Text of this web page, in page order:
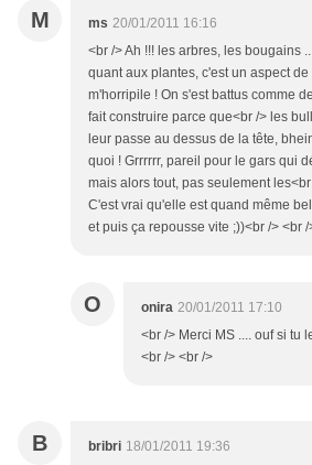
M ms 20/01/2011 16:16
<br /> Ah !!! les arbres, les bougains
quant aux plantes, c'est un aspect
m'horripile ! On s'est battus comme
fait construire parce que<br /> les
leur passe au dessus de la tête,
quoi ! Grrrrrr, pareil pour le gars qui
mais alors tout, pas seulement
C'est vrai qu'elle est quand même
et puis ça repousse vite ;))<br /> <br /
O onira 20/01/2011 17:10
<br /> Merci MS .... ouf si tu
<br /> <br />
B bribri 18/01/2011 19:36